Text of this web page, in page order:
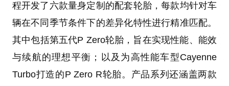
程开发了六款量身定制的配套轮胎，每款均针对车
辆在不同季节条件下的差异化特性进行精准匹配。
其中包括第五代P Zero轮胎，旨在实现性能、能效
与续航的理想平衡；以及为高性能车型Cayenne
Turbo打造的P Zero R轮胎。产品系列还涵盖两款